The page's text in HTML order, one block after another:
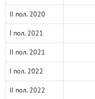
II пол. 2020
I пол. 2021
II пол. 2021
I пол. 2022
II пол. 2022